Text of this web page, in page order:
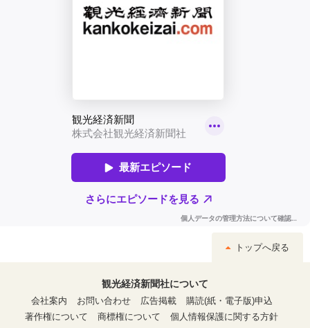
トップへ戻る
観光経済新聞社について
会社案内
お問い合わせ 広告掲載
購読(紙・電子版)申込
著作権について
商標権について
個人情報保護に関する方針